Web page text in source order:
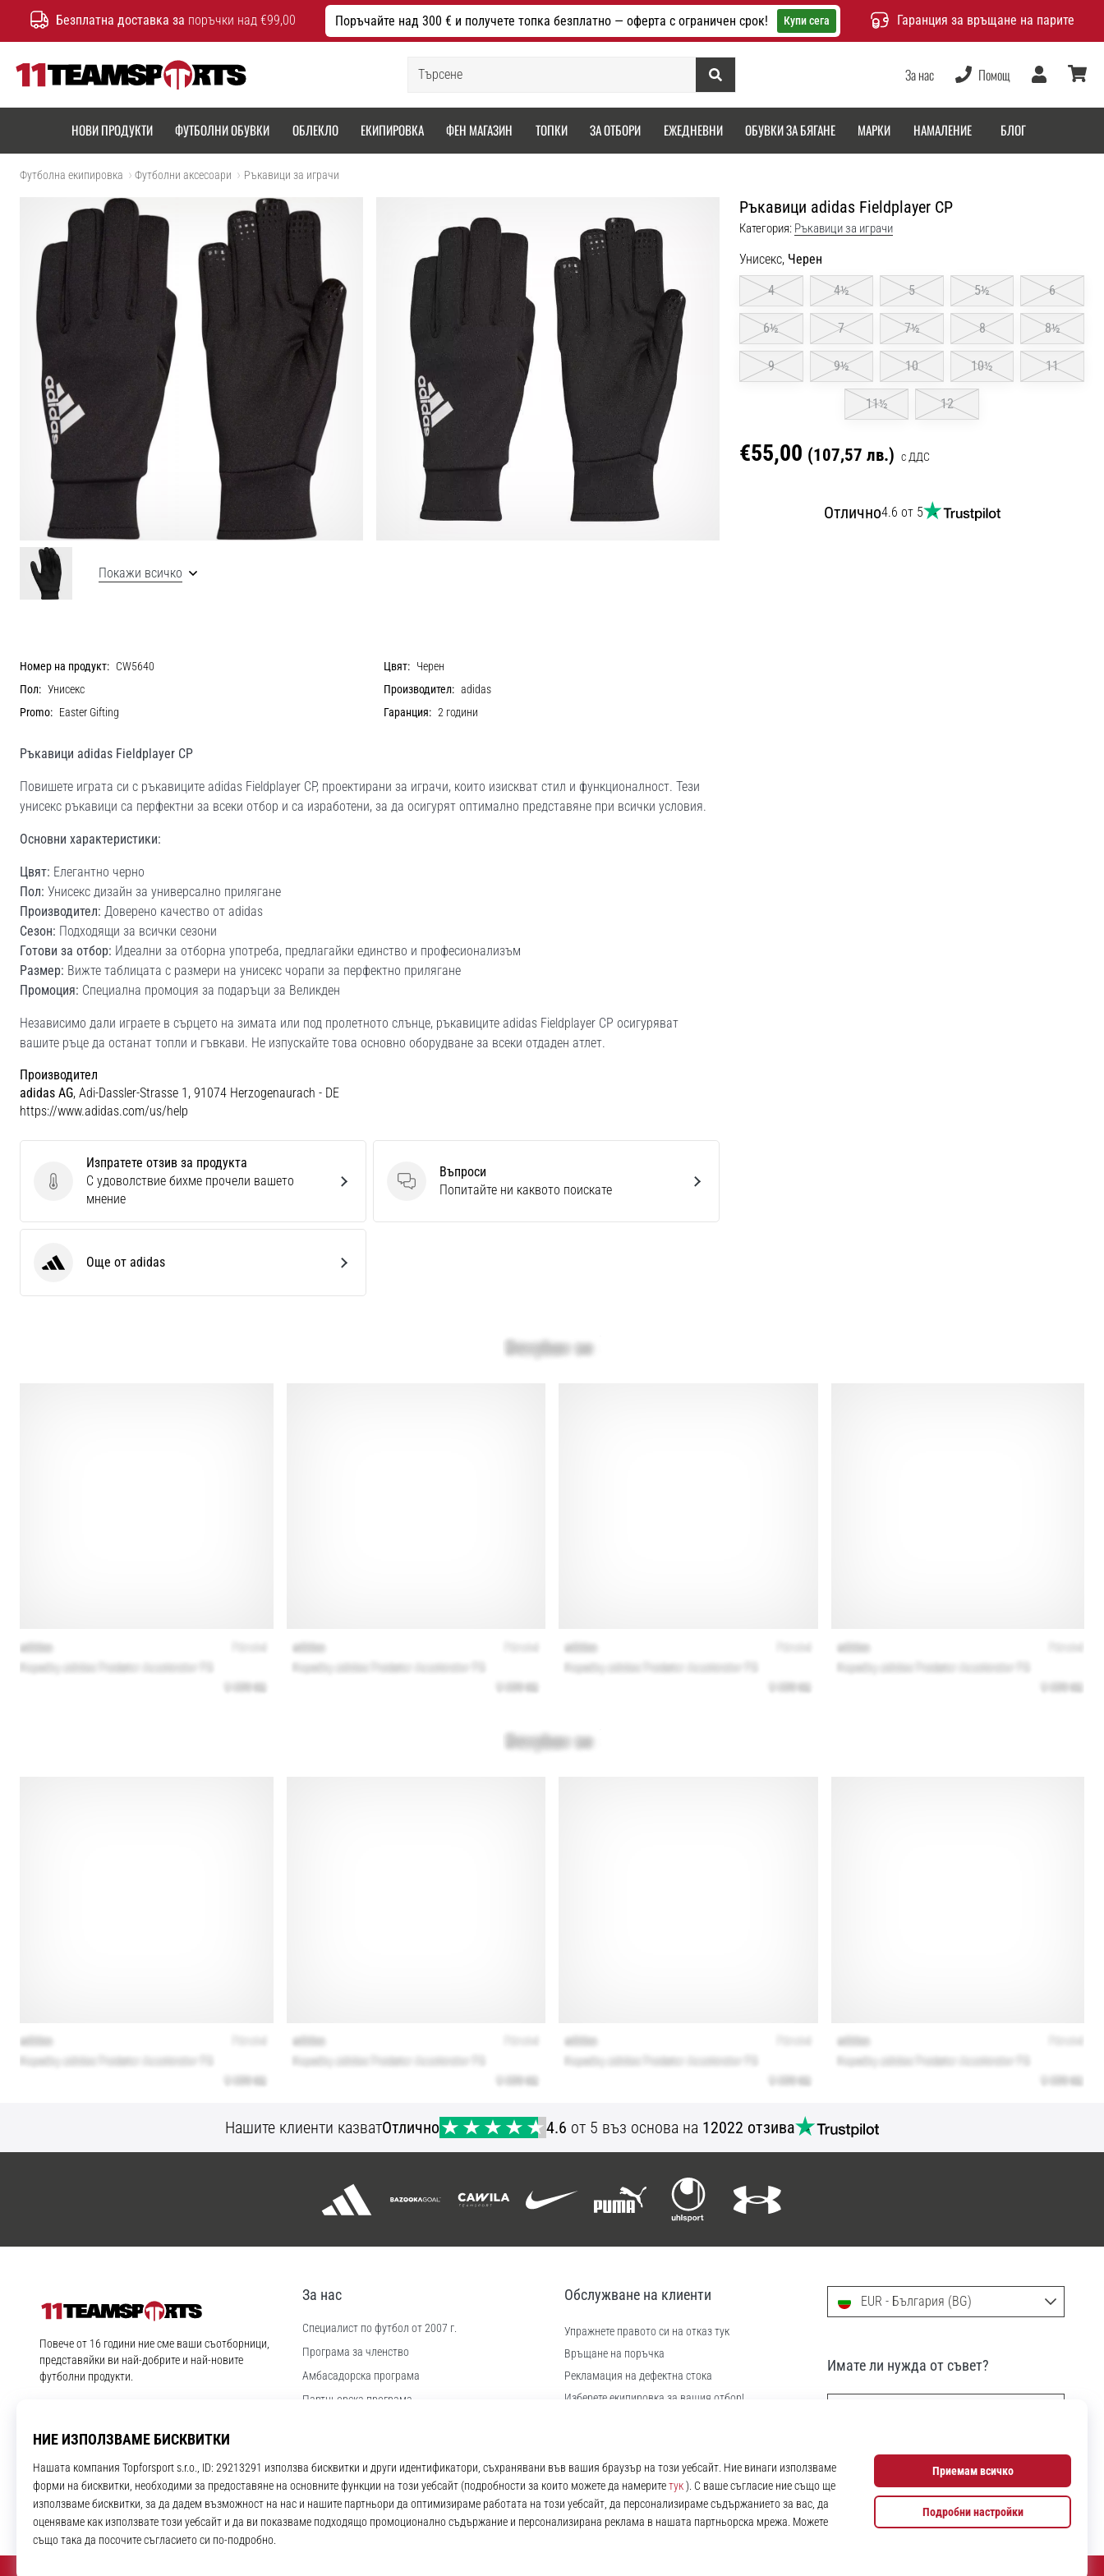
Безплатна доставка за поръчки над €99,00 Поръчайте над 300 € и получете топка безплатно — оферта с ограничен срок! Купи сега Гаранция за връщане на парите
Търсене
За нас Помощ
Потребител
НОВИ ПРОДУКТИ ФУТБОЛНИ ОБУВКИ ОБЛЕКЛО ЕКИПИРОВКА ФЕН МАГАЗИН ТОПКИ ЗА ОТБОРИ ЕЖЕДНЕВНИ ОБУВКИ ЗА БЯГАНЕ МАРКИ НАМАЛЕНИЕ БЛОГ
Футболна екипировка Футболни аксесоари Ръкавици за играчи
Ръкавици adidas Fieldplayer CP
Категория: Ръкавици за играчи
Унисекс, Черен
4
4½ 5 5½ 6
6½ 7 7½ 8 8½
9 9½ 10 10½ 11
11½ 12
€55,00 (107,57 лв.) с ДДС
Отлично4.6 от 5
Покажи всичко
Номер на продукт: CW5640 Цвят: Черен
Пол: Унисекс Производител: adidas
Promo: Easter Gifting Гаранция: 2 години
Ръкавици adidas Fieldplayer CP
Повишете играта си с ръкавиците adidas Fieldplayer CP, проектирани за играчи, които изискват стил и функционалност. Тези
унисекс ръкавици са перфектни за всеки отбор и са изработени, за да осигурят оптимално представяне при всички условия.
Основни характеристики:
Цвят: Елегантно черно
Пол: Унисекс дизайн за универсално прилягане
Производител: Доверено качество от adidas
Сезон: Подходящи за всички сезони
Готови за отбор: Идеални за отборна употреба, предлагайки единство и професионализъм
Размер: Вижте таблицата с размери на унисекс чорапи за перфектно прилягане
Промоция: Специална промоция за подаръци за Великден
Независимо дали играете в сърцето на зимата или под пролетното слънце, ръкавиците adidas Fieldplayer CP осигуряват
вашите ръце да останат топли и гъвкави. Не изпускайте това основно оборудване за всеки отдаден атлет.
Производител
adidas AG, Adi-Dassler-Strasse 1, 91074 Herzogenaurach - DE
https://www.adidas.com/us/help
Изпратете отзив за продукта
Изпратете отзив за продукта
С удоволствие бихме прочели вашето
мнение
Въпроси
Въпроси
Попитайте ни каквото поискате
adidas Още от adidas
Нашите клиенти казватОтлично 4.6 от 5 въз основа на 12022 отзива
11teamsports.bg
Повече от 16 години ние сме ваши съотборници,
представяйки ви най-добрите и най-новите
футболни продукти.
За нас
Специалист по футбол от 2007 г.
Програма за членство
Aмбасадорска програма
Партньорска програма
Правила и условия
Обслужване на клиенти
Упражнете правото си на отказ тук
Връщане на поръчка
Рекламация на дефектна стока
Изберете екипировка за вашия отбор!
Контакт
Често задавани въпроси
Политика за поверителност
EUR - България (BG)
Имате ли нужда от съвет?